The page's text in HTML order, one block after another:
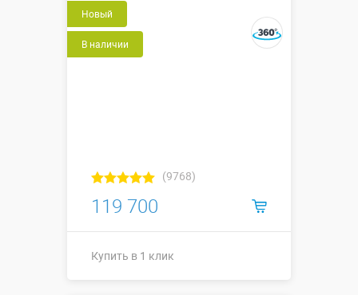
Новый
В наличии
(9768)
119 700
Купить в 1 клик